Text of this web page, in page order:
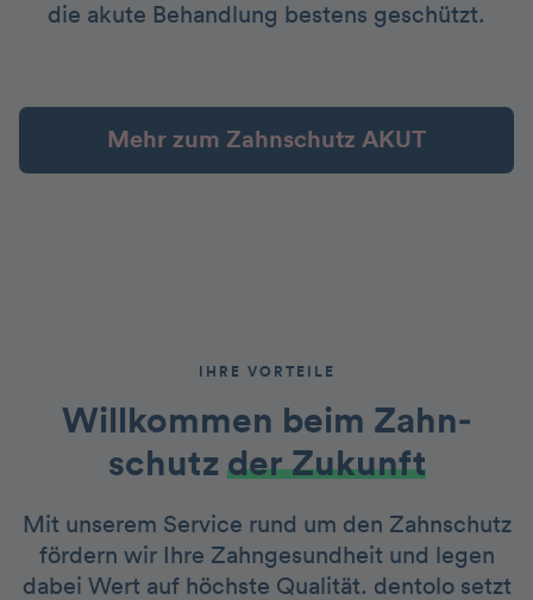
die akute Behandlung bestens geschützt.
Mehr zum Zahnschutz AKUT
IHRE VORTEILE
Willkommen beim Zahn­
schutz der Zukunft
Mit unserem Service rund um den Zahnschutz
fördern wir Ihre Zahngesundheit und legen
dabei Wert auf höchste Qualität. dentolo setzt